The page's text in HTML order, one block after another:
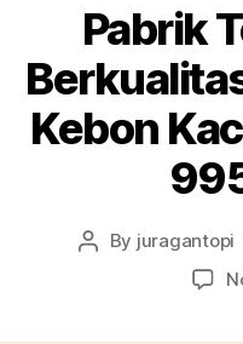
Pabrik
Kebon
Post
By juragantopi